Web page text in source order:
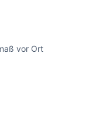
vor Ort